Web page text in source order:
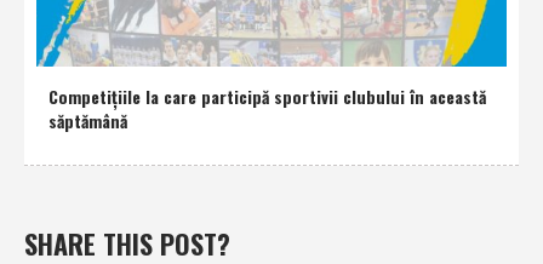
Competiţiile la care participă sportivii clubului în această
săptămână
SHARE THIS POST?